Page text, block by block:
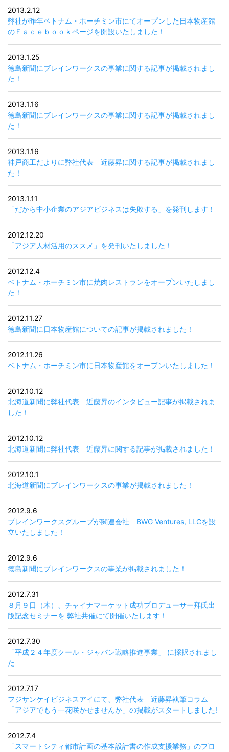
2013.2.12
弊社が昨年ベトナム・ホーチミン市にてオープンした日本物産館
のＦａｃｅｂｏｏｋページを開設いたしました！
2013.1.25
徳島新聞にブレインワークスの事業に関する記事が掲載されまし
た！
2013.1.16
徳島新聞にブレインワークスの事業に関する記事が掲載されまし
た！
2013.1.16
神戸商工だよりに弊社代表 近藤昇に関する記事が掲載されまし
た！
2013.1.11
「だから中小企業のアジアビジネスは失敗する」を発刊します！
2012.12.20
「アジア人材活用のススメ」を発刊いたしました！
2012.12.4
ベトナム・ホーチミン市に焼肉レストランをオープンいたしまし
た！
2012.11.27
徳島新聞に日本物産館についての記事が掲載されました！
2012.11.26
ベトナム・ホーチミン市に日本物産館をオープンいたしました！
2012.10.12
北海道新聞に弊社代表 近藤昇のインタビュー記事が掲載されま
した！
2012.10.12
北海道新聞に弊社代表 近藤昇に関する記事が掲載されました！
2012.10.1
北海道新聞にブレインワークスの事業が掲載されました！
2012.9.6
ブレインワークスグループが関連会社 BWG Ventures, LLCを設
立いたしました！
2012.9.6
徳島新聞にブレインワークスの事業が掲載されました！
2012.7.31
８月９日（木）、チャイナマーケット成功プロデューサー拜氏出
版記念セミナーを 弊社共催にて開催いたします！
2012.7.30
「平成２４年度クール・ジャパン戦略推進事業」 に採択されまし
た
2012.7.17
フジサンケイビジネスアイにて、弊社代表 近藤昇執筆コラム
「アジアでもう一花咲かせませんか」の掲載がスタートしました!
2012.7.4
「スマートシティ都市計画の基本設計書の作成支援業務」のプロ